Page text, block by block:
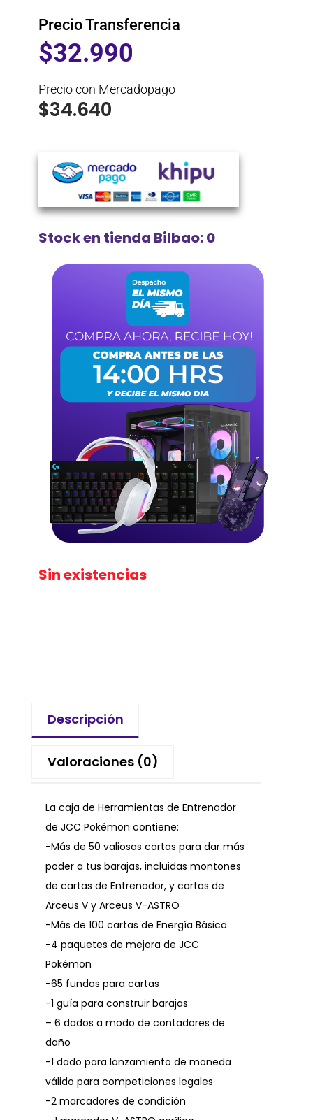
Precio Transferencia
$32.990
Precio con Mercadopago
$34.640
Stock en tienda Bilbao: 0
Sin existencias
Descripción
Valoraciones (0)
La caja de Herramientas de Entrenador
de JCC Pokémon contiene:
-Más de 50 valiosas cartas para dar más
poder a tus barajas, incluidas montones
de cartas de Entrenador, y cartas de
Arceus V y Arceus V-ASTRO
-Más de 100 cartas de Energía Básica
-4 paquetes de mejora de JCC
Pokémon
-65 fundas para cartas
-1 guía para construir barajas
– 6 dados a modo de contadores de
daño
-1 dado para lanzamiento de moneda
válido para competiciones legales
-2 marcadores de condición